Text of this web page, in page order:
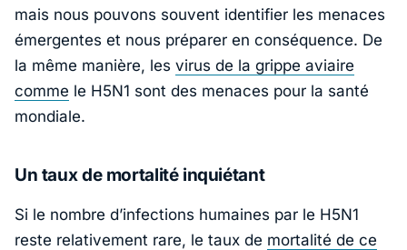
mais nous pouvons souvent identifier les menaces
émergentes et nous préparer en conséquence. De
la même manière, les virus de la grippe aviaire
comme le H5N1 sont des menaces pour la santé
mondiale.
Un taux de mortalité inquiétant
Si le nombre d’infections humaines par le H5N1
reste relativement rare, le taux de mortalité de ce